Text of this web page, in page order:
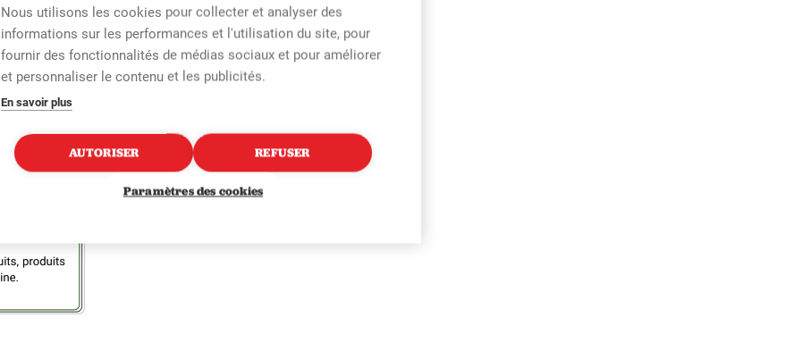
Nous utilisons les cookies pour collecter et analyser des
informations sur les performances et l'utilisation du site, pour
fournir des fonctionnalités de médias sociaux et pour améliorer
et personnaliser le contenu et les publicités.
En savoir plus
AUTORISER REFUSER
Paramètres des cookies